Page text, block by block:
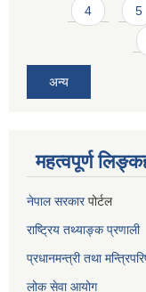
4 5
अन्य
महत्वपूर्ण
नेपाल सरकारपोर्टल
राष्ट्रिय तथ्याङ्क प्रणाली
प्रधानमन्त्री तथा
लोक सेवाआयोग